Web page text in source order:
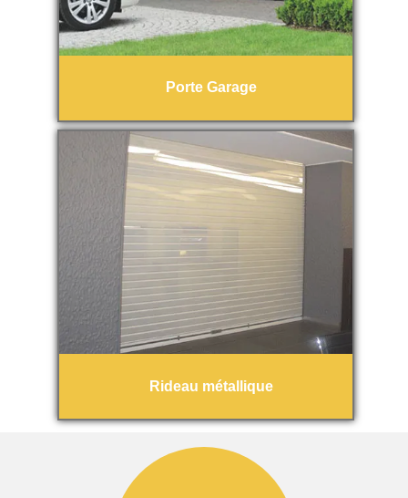
Porte Garage
Rideau métallique